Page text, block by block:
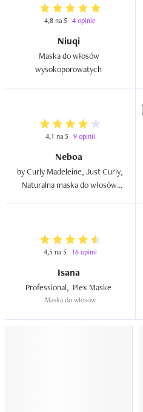
4,8 na 5 4 opinie
Niuqi
Maska do włosów
4,1 na 5 9 opinii
Neboa
by Curly Madeleine, Just Curly,
Naturalna maska do włosów
4,5 na 5 16 opinii
Isana
Maska do włosów